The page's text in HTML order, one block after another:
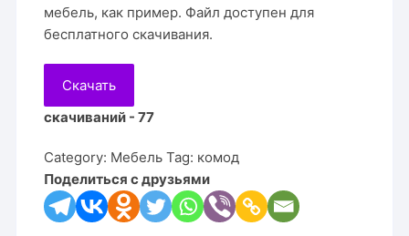
мебель, как пример. Файл доступен для
бесплатного скачивания.
Скачать
скачиваний - 77
Category: Мебель Tag: комод
Поделиться с друзьями